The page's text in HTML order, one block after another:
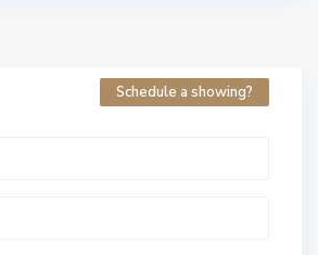
Schedule a showing?